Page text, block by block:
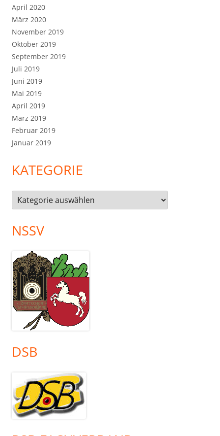
April 2020
März 2020
November 2019
Oktober 2019
September 2019
Juli 2019
Juni 2019
Mai 2019
April 2019
März 2019
Februar 2019
Januar 2019
KATEGORIE
Kategorie
NSSV
DSB